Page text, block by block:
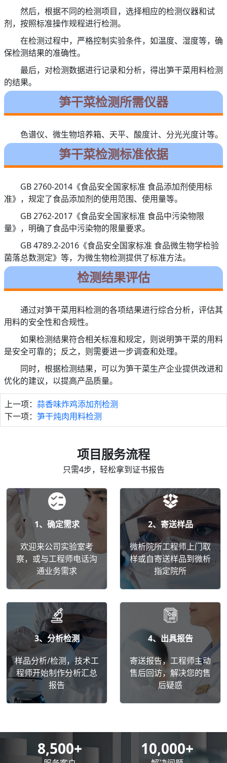
然后，根据不同的检测项目，选择相应的检测仪器和试
剂，按照标准操作规程进行检测。
在检测过程中，严格控制实验条件，如温度、湿度等，确
保检测结果的准确性。
最后，对检测数据进行记录和分析，得出笋干菜用料检测
的结果。
笋干菜检测所需仪器
色谱仪、微生物培养箱、天平、酸度计、分光光度计等。
笋干菜检测标准依据
GB 2760-2014《食品安全国家标准 食品添加剂使用标
准》，规定了食品添加剂的使用范围、使用量等。
GB 2762-2017《食品安全国家标准 食品中污染物限
量》，明确了食品中污染物的限量要求。
GB 4789.2-2016《食品安全国家标准 食品微生物学检验
菌落总数测定》等，为微生物检测提供了标准方法。
检测结果评估
通过对笋干菜用料检测的各项结果进行综合分析，评估其
用料的安全性和合规性。
如果检测结果符合相关标准和规定，则说明笋干菜的用料
是安全可靠的；反之，则需要进一步调查和处理。
同时，根据检测结果，可以为笋干菜生产企业提供改进和
优化的建议，以提高产品质量。
上一项： 蒜香味炸鸡添加剂检测
下一项： 笋干炖肉用料检测
项目服务流程
只需4步，轻松拿到证书报告
1、确定需求
欢迎来公司实验室考
察，或与工程师电话沟
通业务需求
2、寄送样品
微析院所工程师上门取
样或自寄送样品到微析
指定院所
3、分析检测
样品分析/检测，技术工
程师开始制作分析汇总
报告
4、出具报告
寄送报告，工程师主动
售后回访，解决您的售
后疑惑
8,500+ 10,000+